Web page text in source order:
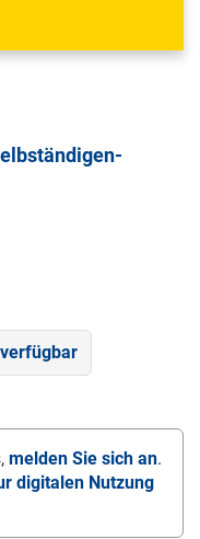
melden Sie sich an.
digitalen Nutzung